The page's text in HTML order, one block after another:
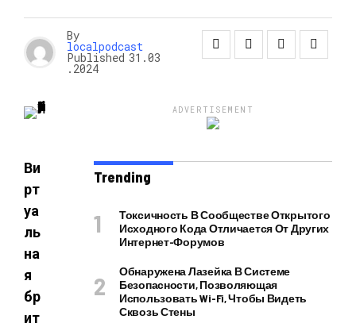
By
localpodcast
Published 31.03
.2024
Ви
рт
уа
ль
на
я
бр
ит
ADVERTISEMENT
Trending
Токсичность В Сообществе Открытого
Исходного Кода Отличается От Других
Интернет-Форумов
Обнаружена Лазейка В Системе
Безопасности, Позволяющая
Использовать Wi-Fi, Чтобы Видеть
Сквозь Стены